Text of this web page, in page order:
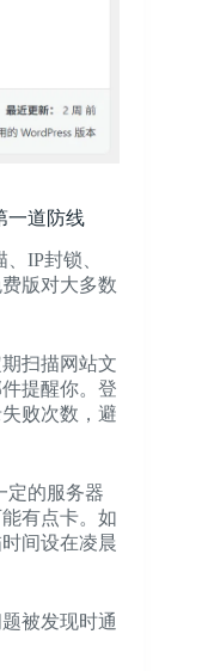
一道防线
IP封锁、
版对大多数
扫描网站文
提醒你。登
败次数，避
定的服务器
有点卡。如
间设在凌晨
被发现时通